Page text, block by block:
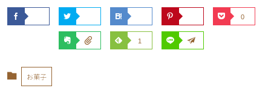
0
1
お菓子